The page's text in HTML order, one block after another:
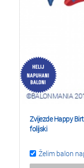
Zvijezde Happy
folijski
Želim balon